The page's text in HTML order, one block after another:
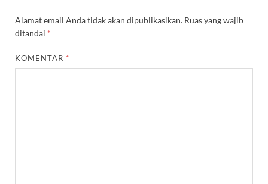
Alamat email Anda tidak akan dipublikasikan. Ruas yang wajib
ditandai *
KOMENTAR *